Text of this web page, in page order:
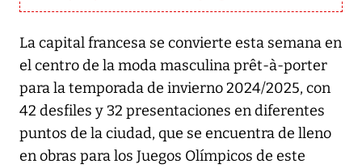
La capital francesa se convierte esta semana en
el centro de la moda masculina prêt-à-porter
para la temporada de invierno 2024/2025, con
42 desfiles y 32 presentaciones en diferentes
puntos de la ciudad, que se encuentra de lleno
en obras para los Juegos Olímpicos de este